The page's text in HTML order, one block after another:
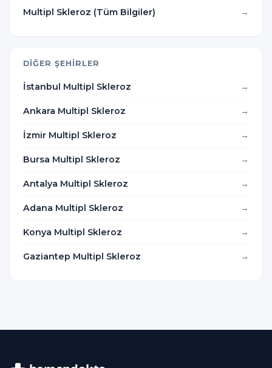
Multipl Skleroz (Tüm Bilgiler)
DIĞER ŞEHIRLER
İstanbul Multipl Skleroz
Ankara Multipl Skleroz
İzmir Multipl Skleroz
Bursa Multipl Skleroz
Antalya Multipl Skleroz
Adana Multipl Skleroz
Konya Multipl Skleroz
Gaziantep Multipl Skleroz